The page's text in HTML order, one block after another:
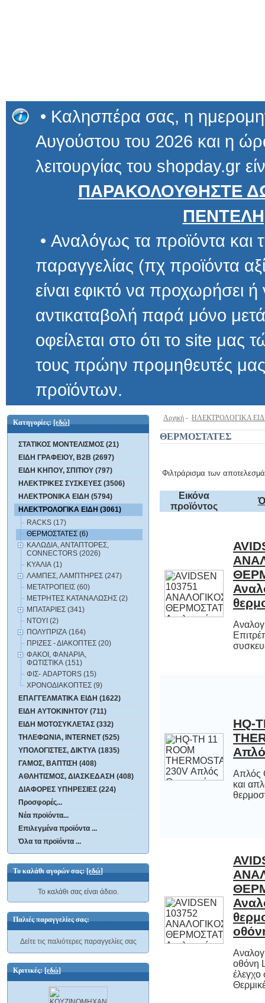
• Καλησπέρα σας, η
Αυγούστου του 2026 και η
λειτουργίας του shopday.gr
ΠΑΡΑΚΟΛΟΥΘΗΣΤΕ
• Αναλόγως τα προϊόντα και
παραγγελίας (πχ προϊόντα αξίας
είναι εφικτό να προχωρήσει ή να
αντικαταβολή παρά μόνο μετά
οφείλεται στο ότι το site μας τώρα
τους πρώην προμηθευτές μας
προϊόντων.
Κατηγορίες:[εδώ]
ΣΤΑΤΙΚΟΣ ΜΟΝΤΕΛΙΣΜΟΣ (21)
ΕΙΔΗ ΓΡΑΦΕΙΟΥ, B2B (2697)
ΕΙΔΗ ΚΗΠΟΥ, ΣΠΙΤΙΟΥ (797)
ΗΛΕΚΤΡΙΚΕΣ ΣΥΣΚΕΥΕΣ (3506)
ΗΛΕΚΤΡΟΝΙΚΑ ΕΙΔΗ (5794)
ΗΛΕΚΤΡΟΛΟΓΙΚΑ ΕΙΔΗ (3061)
RACKS (17)
ΘΕΡΜΟΣΤΑΤΕΣ (6)
ΚΑΛΩΔΙΑ, ΑΝΤΑΠΤΟΡΕΣ,
CONNECTORS (2026)
ΚΥΑΛΙΑ (1)
ΛΑΜΠΕΣ, ΛΑΜΠΤΗΡΕΣ (247)
ΜΕΤΑΤΡΟΠΕΙΣ (60)
ΜΕΤΡΗΤΕΣ ΚΑΤΑΝΑΛΩΣΗΣ (2)
ΜΠΑΤΑΡΙΕΣ (341)
ΝΤΟΥΙ (2)
ΠΟΛΥΠΡΙΖΑ (164)
ΠΡΙΖΕΣ - ΔΙΑΚΟΠΤΕΣ (20)
ΦΑΚΟΙ, ΦΑΝΑΡΙΑ,
ΦΩΤΙΣΤΙΚΑ (151)
ΦΙΣ- ADAPTORS (15)
ΧΡΟΝΟΔΙΑΚΟΠΤΕΣ (9)
ΕΠΑΓΓΕΛΜΑΤΙΚΑ ΕΙΔΗ (1622)
ΕΙΔΗ ΑΥΤΟΚΙΝΗΤΟΥ (711)
ΕΙΔΗ ΜΟΤΟΣΥΚΛΕΤΑΣ (332)
ΤΗΛΕΦΩΝΙΑ, INTERNET (525)
ΥΠΟΛΟΓΙΣΤΕΣ, ΔΙΚΤΥΑ (1835)
ΓΑΜΟΣ, ΒΑΠΤΙΣΗ (408)
ΑΘΛΗΤΙΣΜΟΣ, ΔΙΑΣΚΕΔΑΣΗ (408)
ΔΙΑΦΟΡΕΣ ΥΠΗΡΕΣΙΕΣ (224)
Προσφορές...
Νέα προϊόντα...
Επιλεγμένα προϊόντα ...
Όλα τα προϊόντα ...
Το καλάθι αγορών σας:[εδώ]
Το καλάθι σας είναι άδειο.
Παλιές παραγγελίες σας:
Δείτε τις παλιότερες παραγγελίες σας
Κριτικές:[εδώ]
Αρχική - ΗΛΕΚΤΡΟΛΟΓΙΚΑ
ΘΕΡΜΟΣΤΑΤΕΣ
Φιλτράρισμα των
Εικόνα
προϊόντος
HQ-
Απλός
και
οθόνη